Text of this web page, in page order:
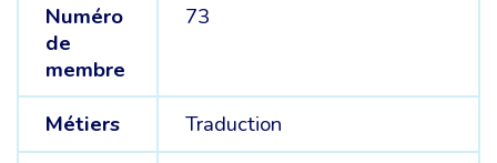
Numéro
de
membre
73
Métiers
Traduction